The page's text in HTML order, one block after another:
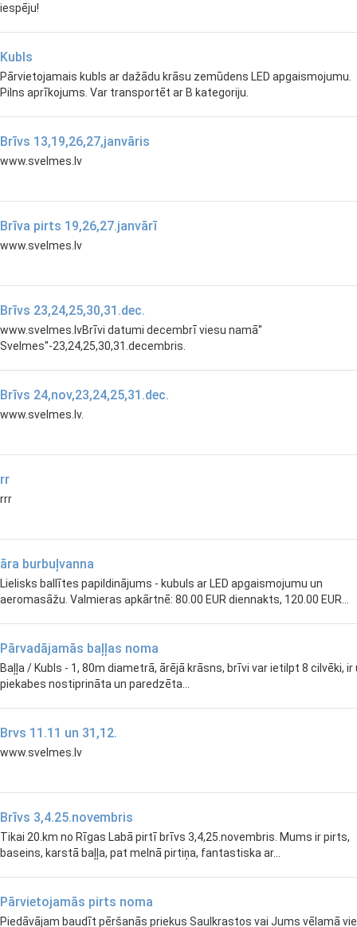
iespēju!
Kubls
Pārvietojamais kubls ar dažādu krāsu zemūdens LED apgaismojumu.
Pilns aprīkojums. Var transportēt ar B kategoriju.
Brīvs 13,19,26,27,janvāris
www.svelmes.lv
Brīva pirts 19,26,27.janvārī
www.svelmes.lv
Brīvs 23,24,25,30,31.dec.
www.svelmes.lvBrīvi datumi decembrī viesu namā''
Svelmes''-23,24,25,30,31.decembris.
Brīvs 24,nov,23,24,25,31.dec.
www.svelmes.lv.
rr
rrr
āra burbuļvanna
Lielisks ballītes papildinājums - kubuls ar LED apgaismojumu un
aeromasāžu. Valmieras apkārtnē: 80.00 EUR diennakts, 120.00 EUR...
Pārvadājamās baļļas noma
Baļļa / Kubls - 1, 80m diametrā, ārējā krāsns, brīvi var ietilpt 8 cilvēki, ir
piekabes nostiprināta un paredzēta...
Brvs 11.11 un 31,12.
www.svelmes.lv
Brīvs 3,4.25.novembris
Tikai 20.km no Rīgas Labā pirtī brīvs 3,4,25.novembris. Mums ir pirts,
baseins, karstā baļļa, pat melnā pirtiņa, fantastiska ar...
Pārvietojamās pirts noma
Piedāvājam baudīt pēršanās priekus Saulkrastos vai Jums vēlamā